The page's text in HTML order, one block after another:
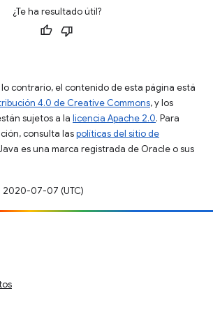
¿Te ha resultado útil?
contrario, el contenido de esta página está
4.0 de Creative Commons, y los
sujetos a la licencia Apache 2.0. Para
consulta laspolíticas del sitio de
es una marca registrada de Oracle o sus
2020-07-07 (UTC)